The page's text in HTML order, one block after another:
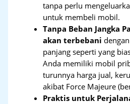
tanpa perlu
untuk membeli mobil.
Tanpa Beban Jangka
akan terbebani
panjang seperti yang
Anda memiliki mobil
turunnya harga jual,
akibat Force Majeure
Praktis untuk